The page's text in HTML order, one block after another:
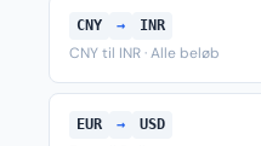
CNY → INR
CNY til INR · Alle beløb
EUR → USD